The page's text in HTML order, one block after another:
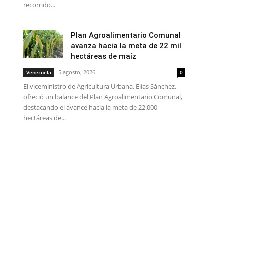
recorrido...
Plan Agroalimentario Comunal
avanza hacia la meta de 22 mil
hectáreas de maíz
Venezuela 5 agosto, 2026 0
El viceministro de Agricultura Urbana, Elías Sánchez,
ofreció un balance del Plan Agroalimentario Comunal,
destacando el avance hacia la meta de 22.000
hectáreas de...